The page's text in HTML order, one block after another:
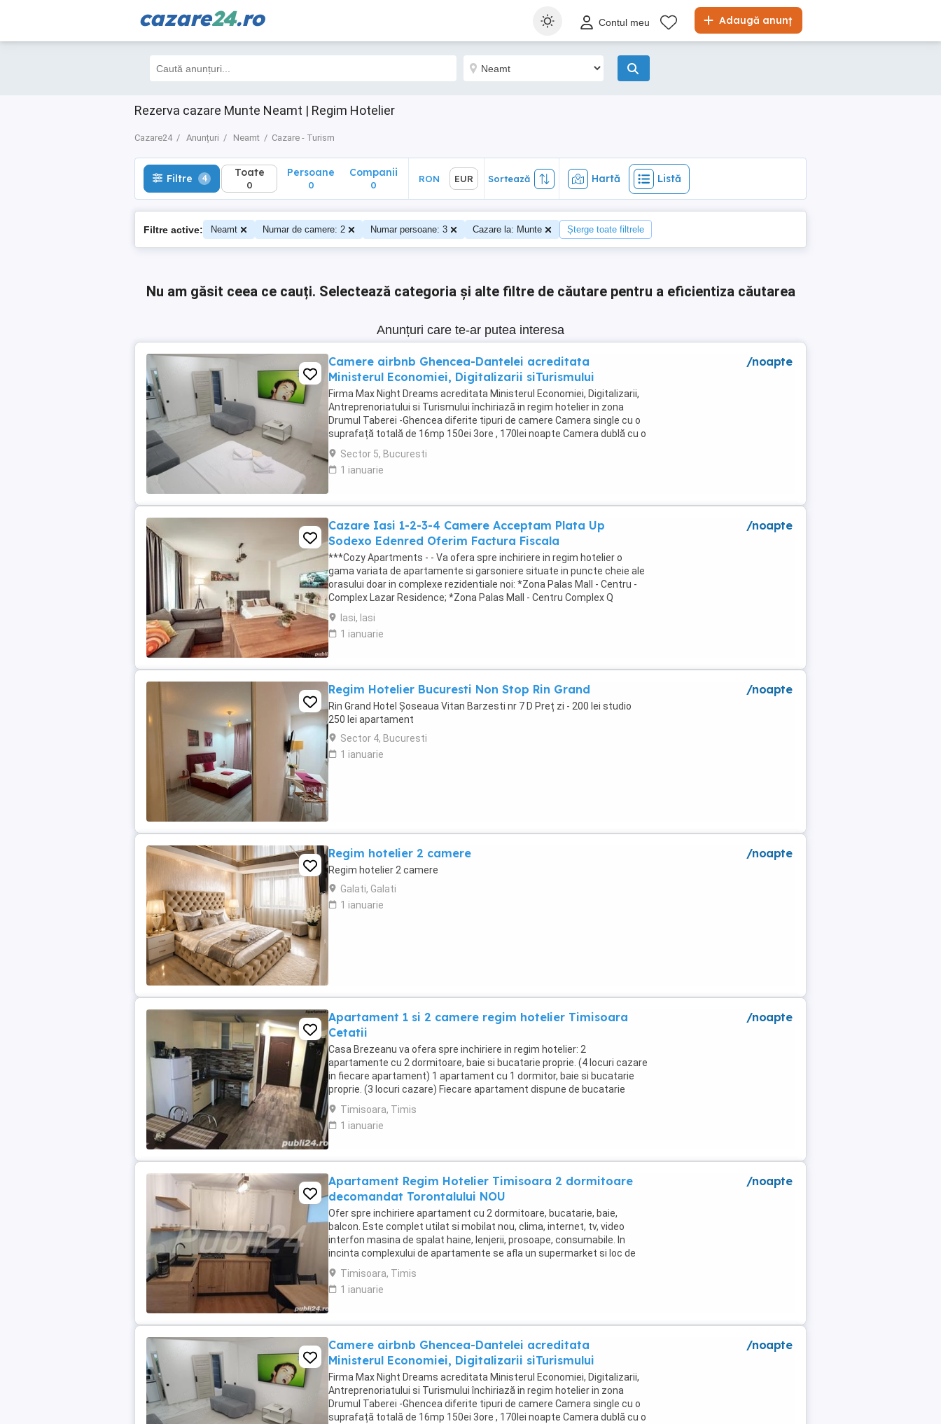
cazare24.ro Adaugă anunț
Contul meu
Rezerva cazare Munte Neamt | Regim Hotelier
Cazare24 Anunțuri Neamt Cazare - Turism
Filtre 4 Toate
0
Hartă Listă
Filtre 4 Toate
0
Persoane
0
Companii
0
RON EUR Sortează Hartă Listă
Filtre active: Neamt Numar de camere: 2 Numar persoane: 3 Cazare la: Munte Șterge toate filtrele
Nu am găsit ceea ce cauți. Selectează categoria și alte filtre de căutare pentru a eficientiza căutarea
Anunțuri care te-ar putea interesa
Camere airbnb Ghencea-Dantelei acreditata
Ministerul Economiei, Digitalizarii siTurismului
Firma Max Night Dreams acreditata Ministerul Economiei, Digitalizarii,
Antreprenoriatului si Turismului închiriază in regim hotelier in zona
Drumul Taberei -Ghencea diferite tipuri de camere Camera single cu o
suprafață totală de 16mp 150ei 3ore , 170lei noapte Camera dublă cu o
suprafață totală de ...
Sector 5, Bucuresti
1 ianuarie
/noapte
Cazare Iasi 1-2-3-4 Camere Acceptam Plata Up
Sodexo Edenred Oferim Factura Fiscala
***Cozy Apartments - - Va ofera spre inchiriere in regim hotelier o
gama variata de apartamente si garsoniere situate in puncte cheie ale
orasului doar in complexe rezidentiale noi: *Zona Palas Mall - Centru -
Complex Lazar Residence; *Zona Palas Mall - Centru Complex Q
Residence; *Zona Palas Mall - ...
Iasi, Iasi
1 ianuarie
/noapte
Regim Hotelier Bucuresti Non Stop Rin Grand
Rin Grand Hotel Șoseaua Vitan Barzesti nr 7 D Preț zi - 200 lei studio
250 lei apartament
Sector 4, Bucuresti
1 ianuarie
/noapte
Regim hotelier 2 camere
Regim hotelier 2 camere
Galati, Galati
1 ianuarie
/noapte
Apartament 1 si 2 camere regim hotelier Timisoara
Cetatii
Casa Brezeanu va ofera spre inchiriere in regim hotelier: 2
apartamente cu 2 dormitoare, baie si bucatarie proprie. (4 locuri cazare
in fiecare apartament) 1 apartament cu 1 dormitor, baie si bucatarie
proprie. (3 locuri cazare) Fiecare apartament dispune de bucatarie
complet utilata,baie cu cabina ...
Timisoara, Timis
1 ianuarie
/noapte
Apartament Regim Hotelier Timisoara 2 dormitoare
decomandat Torontalului NOU
Ofer spre inchiriere apartament cu 2 dormitoare, bucatarie, baie,
balcon. Este complet utilat si mobilat nou, clima, internet, tv, video
interfon masina de spalat haine, lenjerii, prosoape, consumabile. In
incinta complexului de apartamente se afla un supermarket si loc de
joaca pentru copii. Apartamentul ...
Timisoara, Timis
1 ianuarie
/noapte
Camere airbnb Ghencea-Dantelei acreditata
Ministerul Economiei, Digitalizarii siTurismului
Firma Max Night Dreams acreditata Ministerul Economiei, Digitalizarii,
Antreprenoriatului si Turismului închiriază in regim hotelier in zona
Drumul Taberei -Ghencea diferite tipuri de camere Camera single cu o
suprafață totală de 16mp 150ei 3ore , 170lei noapte Camera dublă cu o
/noapte